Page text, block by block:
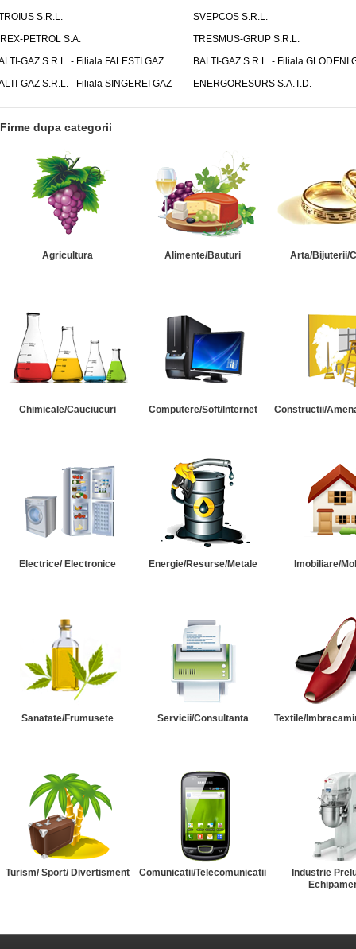
S.R.L.
SVEPCOS S.R.L.
PETROL S.A.
TRESMUS-GRUP S.R.L.
GAZ S.R.L. - Filiala FALESTI GAZ
BALTI-GAZ S.R.L. - Filiala GLODENI
GAZ S.R.L. - Filiala SINGEREI GAZ
ENERGORESURS S.A.T.D.
Firme dupa categorii
Agricultura Alimente/Bauturi Arta/Bijuterii/
Chimicale/Cauciucuri Computere/Soft/Internet Constructii/
Electrice/ Electronice Energie/Resurse/Metale Imobiliare/
Sanatate/Frumusete Servicii/Consultanta Textile/
Turism/ Sport/ Divertisment Comunicatii/Telecomunicatii
Industrie